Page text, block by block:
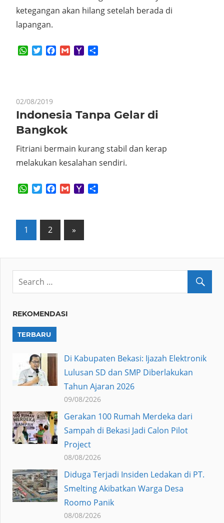
ketegangan akan hilang setelah berada di
lapangan.
WhatsApp
TwitterFacebook
GmailYahoo
02/08/2019
Indonesia Tanpa Gelar di
Bangkok
Fitriani bermain kurang stabil dan kerap
melakukan kesalahan sendiri.
WhatsApp
TwitterFacebook
GmailYahoo
Posts
1 2
Next
Posts
»
REKOMENDASI
TERBARU
Di Kabupaten Bekasi: Ijazah Elektronik
Lulusan SD dan SMP Diberlakukan
Tahun Ajaran 2026
09/08/2026
Gerakan 100 Rumah Merdeka dari
Sampah di Bekasi Jadi Calon Pilot
Project
08/08/2026
Diduga Terjadi Insiden Ledakan di PT.
Smelting Akibatkan Warga Desa
Roomo Panik
08/08/2026